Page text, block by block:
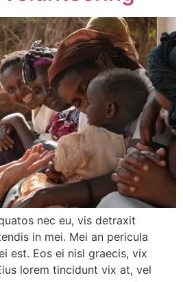
nec eu, vis detraxit
in mei. Mei an pericula
est. Eos ei nisl graecis, vix
lorem tincidunt vix at, vel